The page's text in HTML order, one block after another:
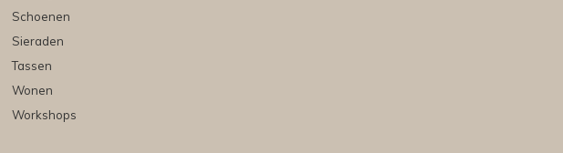
Schoenen
Sieraden
Tassen
Wonen
Workshops